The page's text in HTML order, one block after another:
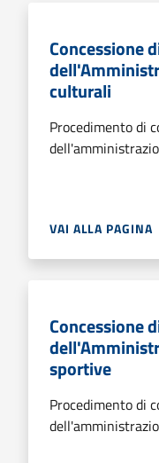
Concessione
culturali
Procedimento di
VAI ALLA PAGINA
Concessione
sportive
Procedimento di